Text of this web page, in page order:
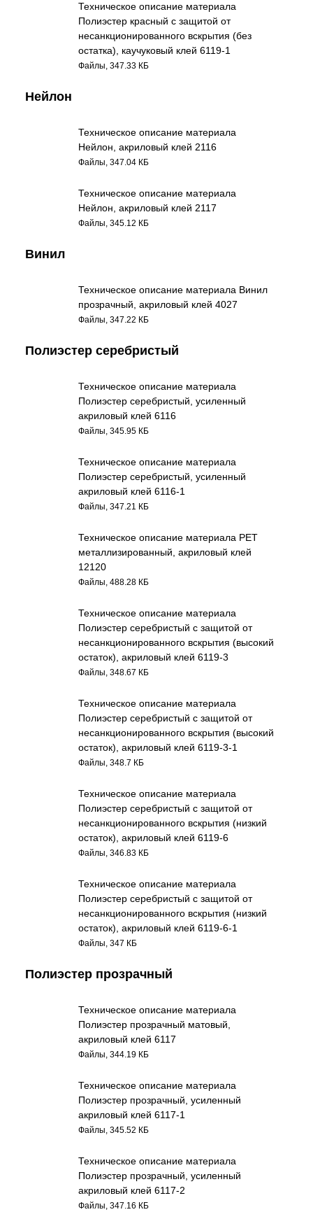
Техническое описание материала
Полиэстер красный с защитой от
несанкционированного вскрытия (без
остатка), каучуковый клей 6119-1
Файлы, 347.33 КБ
Нейлон
Техническое описание материала
Нейлон, акриловый клей 2116
Файлы, 347.04 КБ
Техническое описание материала
Нейлон, акриловый клей 2117
Файлы, 345.12 КБ
Винил
Техническое описание материала Винил
прозрачный, акриловый клей 4027
Файлы, 347.22 КБ
Полиэстер серебристый
Техническое описание материала
Полиэстер серебристый, усиленный
акриловый клей 6116
Файлы, 345.95 КБ
Техническое описание материала
Полиэстер серебристый, усиленный
акриловый клей 6116-1
Файлы, 347.21 КБ
Техническое описание материала PET
металлизированный, акриловый клей
12120
Файлы, 488.28 КБ
Техническое описание материала
Полиэстер серебристый с защитой от
несанкционированного вскрытия (высокий
остаток), акриловый клей 6119-3
Файлы, 348.67 КБ
Техническое описание материала
Полиэстер серебристый с защитой от
несанкционированного вскрытия (высокий
остаток), акриловый клей 6119-3-1
Файлы, 348.7 КБ
Техническое описание материала
Полиэстер серебристый с защитой от
несанкционированного вскрытия (низкий
остаток), акриловый клей 6119-6
Файлы, 346.83 КБ
Техническое описание материала
Полиэстер серебристый с защитой от
несанкционированного вскрытия (низкий
остаток), акриловый клей 6119-6-1
Файлы, 347 КБ
Полиэстер прозрачный
Техническое описание материала
Полиэстер прозрачный матовый,
акриловый клей 6117
Файлы, 344.19 КБ
Техническое описание материала
Полиэстер прозрачный, усиленный
акриловый клей 6117-1
Файлы, 345.52 КБ
Техническое описание материала
Полиэстер прозрачный, усиленный
акриловый клей 6117-2
Файлы, 347.16 КБ